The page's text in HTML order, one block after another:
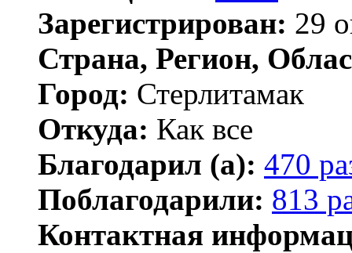
Зарегистрирован: 29
Страна, Регион,
Город: Стерлитамак
Откуда: Как все
Благодарил (а): 470
Поблагодарили: 813
Контактная